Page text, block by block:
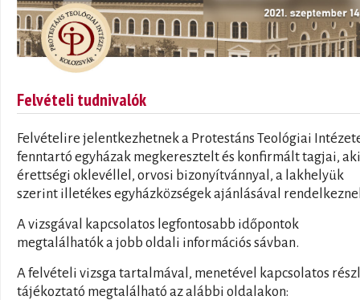
Felvételi tudnivalók
Felvételire jelentkezhetnek a Protestáns Teológiai
fenntartó egyházak megkeresztelt és konfirmált tagjai,
érettségi oklevéllel, orvosi bizonyítvánnyal, a lakhelyük
szerint illetékes egyházközségek ajánlásával
A vizsgával kapcsolatos legfontosabb időpontok
megtalálhatók a jobb oldali információs sávban.
A felvételi vizsga tartalmával, menetével kapcsolatos
tájékoztató megtalálható az alábbi oldalakon: